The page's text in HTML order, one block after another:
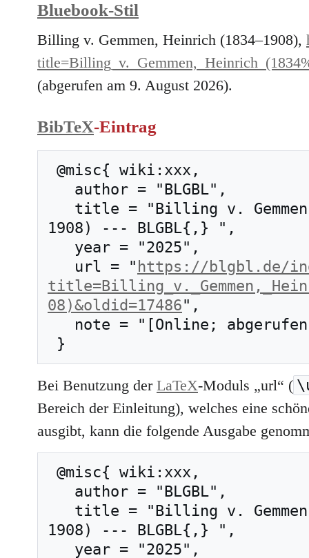
Bluebook-Stil
Billing v. Gemmen, Heinrich (1834–1908),
(abgerufen am 9. August 2026).
BibTeX-Eintrag
1908) --- BLGBL{,} ",
   url = "
https://blgbl.de/
08)&oldid=17486",
Bei Benutzung der LaTeX-Moduls „url“ (
Bereich der Einleitung), welches eine
ausgibt, kann die folgende Ausgabe
1908) --- BLGBL{,} ",